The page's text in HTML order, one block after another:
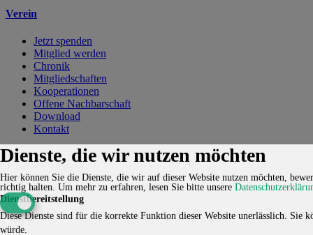
Verein
Jetzt spenden
Mitglied werden
Chronik
Mitgliedschaften
Kooperationen
Offene Nachbarschaft
Download
Kontakt
KontaktKarriereImpressumDatenschutzerklärungCookie-
Einstellungen
© 2026 HUCKEPACK e.V. - Alle Rechte vorbehalten.
Dienste, die wir nutzen möchten
Hier können Sie die Dienste, die wir auf dieser Website nutzen möchten,
richtig halten. Um mehr zu erfahren, lesen Sie bitte unsere
Dienstbereitstellung
Diese Dienste sind für die korrekte Funktion dieser Website unerlässlich.
würde.